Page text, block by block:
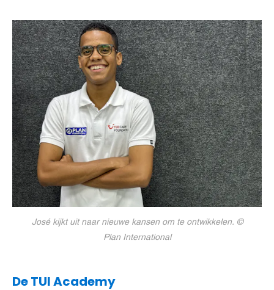
José kijkt uit naar nieuwe kansen om te ontwikkelen. ©
Plan International
De TUI Academy